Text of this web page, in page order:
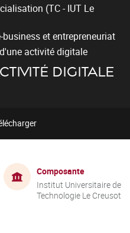
(TC - IUT Le
et entrepreneuriat
activité digitale
DIGITALE
Composante
Institut Universitaire de
Technologie Le Creusot